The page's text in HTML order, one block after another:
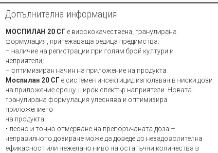
Допълнителна информация
МОСПИЛАН 20 СГ е висококачествена, гранулирана
формулация, притежаваща редица предимства:
– наличие на регистрации при голям брой култури и
неприятели;
– оптимизиран начин на приложение на продукта.
Моспилан 20 СГ е системен инсектицид използван в ниски дози
на приложение срещу широк спектър наприятели. Новата
гранулирана формулация улеснява и оптимизира
приложението
на продукта:
• лесно и точно отмерване на препоръчаната доза –
неправилното дозиране може да доведе до незадоволителна
ефикасност или нежелано ниво на остатъчни количества в